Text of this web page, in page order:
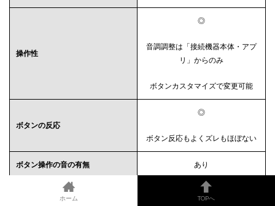
操作性
◎
音調調整は「接続機器本体・アプ
リ」からのみ
ボタンカスタマイズで変更可能
ボタンの反応
◎
ボタン反応もよくズレもほぼない
ボタン操作の音の有無 あり
装着感と操作性に過不足はありません。ボタンの反応もよくイヤ
ホーム TOPへ